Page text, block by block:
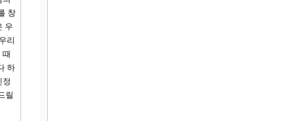
창
우
리
때
하
정
릴